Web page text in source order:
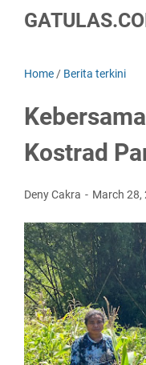
Home / Berita terkini
Kostrad
Deny Cakra March 28,